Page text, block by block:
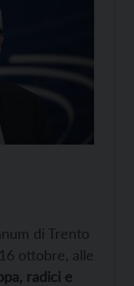
di Trento
ottobre, alle
radici e